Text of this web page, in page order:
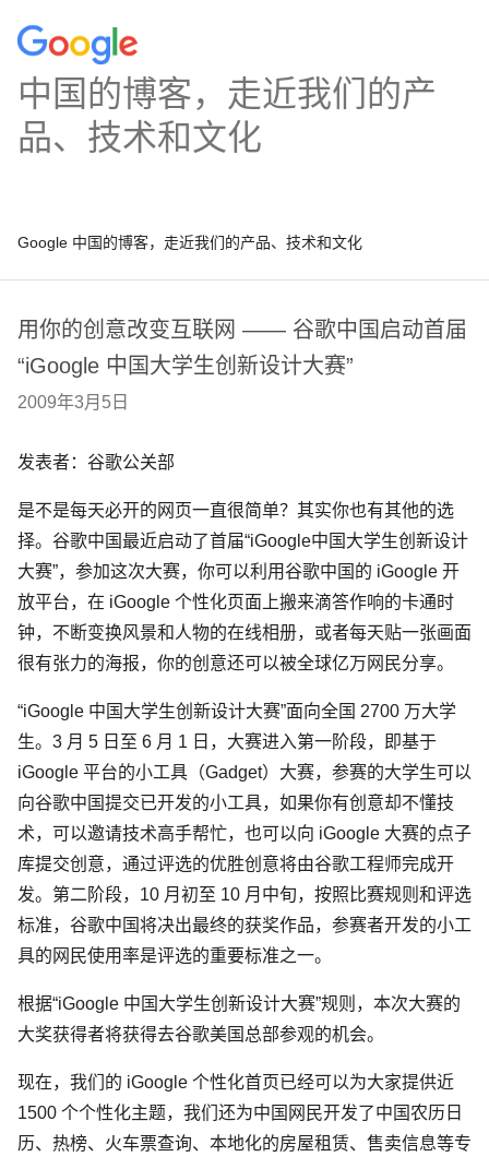
中国的博客，走近我们的产
品、技术和文化
Google 中国的博客，走近我们的产品、技术和文化
用你的创意改变互联网 —— 谷歌中国启动首届
“iGoogle 中国大学生创新设计大赛”
2009年3月5日
发表者：谷歌公关部
是不是每天必开的网页一直很简单？其实你也有其他的选
择。谷歌中国最近启动了首届“iGoogle中国大学生创新设计
大赛”，参加这次大赛，你可以利用谷歌中国的 iGoogle 开
放平台，在 iGoogle 个性化页面上搬来滴答作响的卡通时
钟，不断变换风景和人物的在线相册，或者每天贴一张画面
很有张力的海报，你的创意还可以被全球亿万网民分享。
“iGoogle 中国大学生创新设计大赛”面向全国 2700 万大学
生。3 月 5 日至 6 月 1 日，大赛进入第一阶段，即基于
iGoogle 平台的小工具（Gadget）大赛，参赛的大学生可以
向谷歌中国提交已开发的小工具，如果你有创意却不懂技
术，可以邀请技术高手帮忙，也可以向 iGoogle 大赛的点子
库提交创意，通过评选的优胜创意将由谷歌工程师完成开
发。第二阶段，10 月初至 10 月中旬，按照比赛规则和评选
标准，谷歌中国将决出最终的获奖作品，参赛者开发的小工
具的网民使用率是评选的重要标准之一。
根据“iGoogle 中国大学生创新设计大赛”规则，本次大赛的
大奖获得者将获得去谷歌美国总部参观的机会。
现在，我们的 iGoogle 个性化首页已经可以为大家提供近
1500 个个性化主题，我们还为中国网民开发了中国农历日
历、热榜、火车票查询、本地化的房屋租赁、售卖信息等专